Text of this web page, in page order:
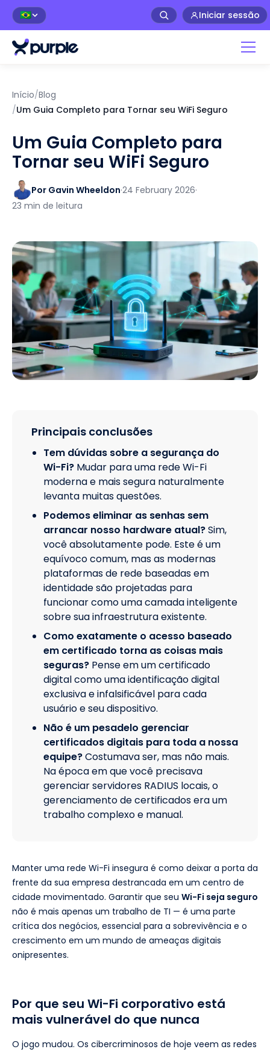
🇧🇷 Iniciar sessão
Início/Blog
/Um Guia Completo para Tornar seu WiFi Seguro
Um Guia Completo para
Tornar seu WiFi Seguro
Por Gavin Wheeldon·24 February 2026·
23 min de leitura
Principais conclusões
Tem dúvidas sobre a segurança do
Wi-Fi? Mudar para uma rede Wi-Fi
moderna e mais segura naturalmente
levanta muitas questões.
Podemos eliminar as senhas sem
arrancar nosso hardware atual?Sim,
você absolutamente pode. Este é um
equívoco comum, mas as modernas
plataformas de rede baseadas em
identidade são projetadas para
funcionar como uma camada inteligente
sobre sua infraestrutura existente.
Como exatamente o acesso baseado
em certificado torna as coisas mais
seguras? Pense em um certificado
digital como uma identificação digital
exclusiva e infalsificável para cada
usuário e seu dispositivo.
Não é um pesadelo gerenciar
certificados digitais para toda a nossa
equipe?Costumava ser, mas não mais.
Na época em que você precisava
gerenciar servidores RADIUS locais, o
gerenciamento de certificados era um
trabalho complexo e manual.
Manter uma rede Wi-Fi insegura é como deixar a porta da
frente da sua empresa destrancada em um centro de
cidade movimentado. Garantir que seu Wi-Fi seja seguro
não é mais apenas um trabalho de TI — é uma parte
crítica dos negócios, essencial para a sobrevivência e o
crescimento em um mundo de ameaças digitais
onipresentes.
Por que seu Wi-Fi corporativo está
mais vulnerável do que nunca
O jogo mudou. Os cibercriminosos de hoje veem as redes